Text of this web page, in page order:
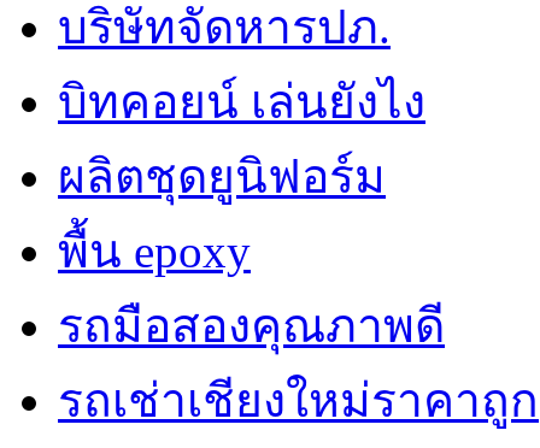
บริษัทจัดหารปภ.
บิทคอยน์ เล่นยังไง
ผลิตชุดยูนิฟอร์ม
พื้น epoxy
รถมือสองคุณภาพดี
รถเช่าเชียงใหม่ราคาถูก